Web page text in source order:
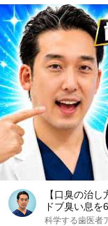
【口臭の治
ドブ臭い息を
で悩まない！
科学する歯医者